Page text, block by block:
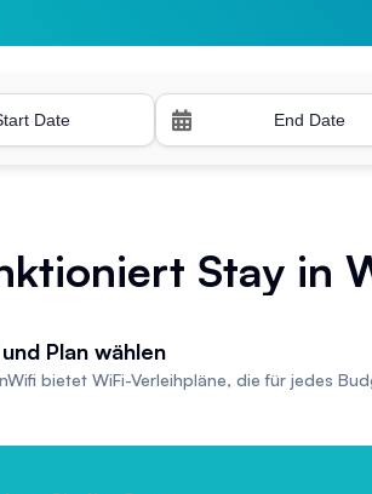
Stay in
Plan wählen
bietet WiFi-Verleihpläne, die für jedes